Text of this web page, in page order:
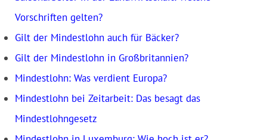
Vorschriften gelten?
Gilt der Mindestlohn auch für Bäcker?
Gilt der Mindestlohn in Großbritannien?
Mindestlohn: Was verdient Europa?
Mindestlohn bei Zeitarbeit: Das besagt das
Mindestlohngesetz